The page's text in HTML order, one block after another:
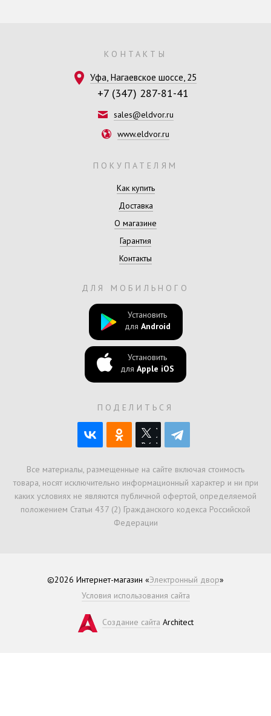
КОНТАКТЫ
Уфа, Нагаевское шоссе, 25
+7 (347) 287-81-41
sales@eldvor.ru
www.eldvor.ru
ПОКУПАТЕЛЯМ
Как купить
Доставка
О магазине
Гарантия
Контакты
ДЛЯ МОБИЛЬНОГО
Установить
для Android
Установить
для Apple iOS
ПОДЕЛИТЬСЯ
Все материалы, размещенные на сайте включая стоимость
товара, носят исключительно информационный характер и ни при
каких условиях не являются публичной офертой, определяемой
положением Статьи 437 (2) Гражданского кодекса Российской
Федерации
©2026 Интернет-магазин «Электронный двор»
Условия использования сайта
Создание сайта Architect